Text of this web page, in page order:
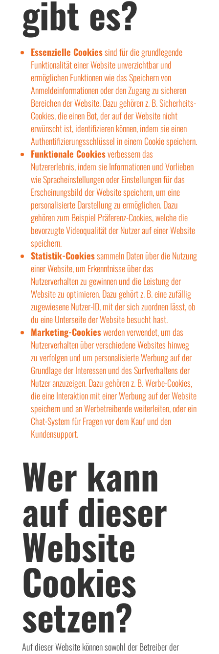
gibt es?
Essenzielle Cookiessind für die grundlegende
Funktionalität einer Website unverzichtbar und
ermöglichen Funktionen wie das Speichern von
Anmeldeinformationen oder den Zugang zu sicheren
Bereichen der Website. Dazu gehören z. B. Sicherheits-
Cookies, die einen Bot, der auf der Website nicht
erwünscht ist, identifizieren können, indem sie einen
Authentifizierungsschlüssel in einem Cookie speichern.
Funktionale Cookiesverbessern das
Nutzererlebnis, indem sie Informationen und Vorlieben
wie Spracheinstellungen oder Einstellungen für das
Erscheinungsbild der Website speichern, um eine
personalisierte Darstellung zu ermöglichen. Dazu
gehören zum Beispiel Präferenz-Cookies, welche die
bevorzugte Videoqualität der Nutzer auf einer Website
speichern.
Statistik-Cookiessammeln Daten über die Nutzung
einer Website, um Erkenntnisse über das
Nutzerverhalten zu gewinnen und die Leistung der
Website zu optimieren. Dazu gehört z. B. eine zufällig
zugewiesene Nutzer-ID, mit der sich zuordnen lässt, ob
du eine Unterseite der Website besucht hast.
Marketing-Cookieswerden verwendet, um das
Nutzerverhalten über verschiedene Websites hinweg
zu verfolgen und um personalisierte Werbung auf der
Grundlage der Interessen und des Surfverhaltens der
Nutzer anzuzeigen. Dazu gehören z. B. Werbe-Cookies,
die eine Interaktion mit einer Werbung auf der Website
speichern und an Werbetreibende weiterleiten, oder ein
Chat-System für Fragen vor dem Kauf und den
Kundensupport.
Wer kann
auf dieser
Website
Cookies
setzen?
Auf dieser Website können sowohl der Betreiber der